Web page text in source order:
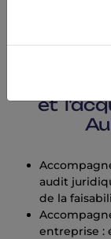
de prêt à
et
audit
de la
entreprise :